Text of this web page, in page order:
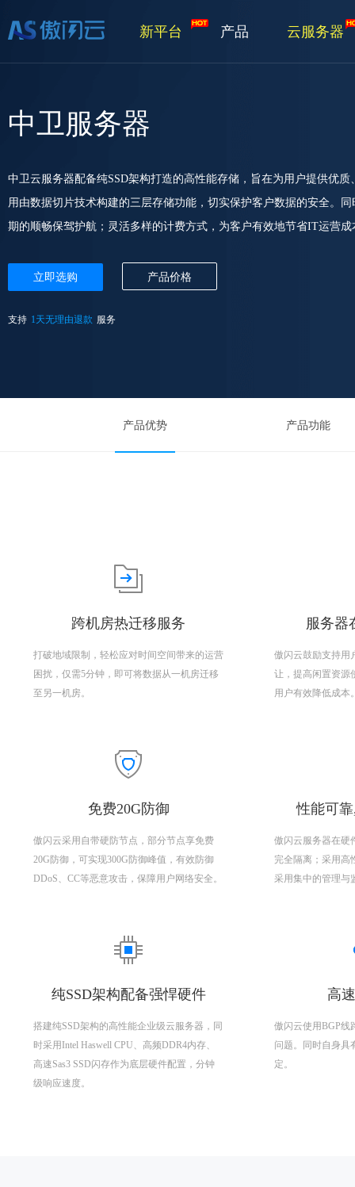
新平台 产品 云服务器
中卫服务器
中卫云服务器配备纯SSD架构打造的高性能存储，旨在为用户提供优
用由数据切片技术构建的三层存储功能，切实保护客户数据的安全。
期的顺畅保驾护航；灵活多样的计费方式，为客户有效地节省IT运营
立即选购 产品价格
支持 1天无理由退款 服务
产品优势 产品功能
跨机房热迁移服务
打破地域限制，轻松应对时间空间带来的运营
困扰，仅需5分钟，即可将数据从一机房迁移
至另一机房。
服务器
傲闪云鼓励支持用
让，提高闲置资源
用户有效降低成本
免费20G防御
傲闪云采用自带硬防节点，部分节点享免费
20G防御，可实现300G防御峰值，有效防御
DDoS、CC等恶意攻击，保障用户网络安全。
性能可
傲闪云服务器在硬
完全隔离；采用高
采用集中的管理与
纯SSD架构配备强悍硬件
搭建纯SSD架构的高性能企业级云服务器，同
时采用Intel Haswell CPU、高频DDR4内存、
高速Sas3 SSD闪存作为底层硬件配置，分钟
级响应速度。
高
傲闪云使用BGP线
问题。同时自身具
定。